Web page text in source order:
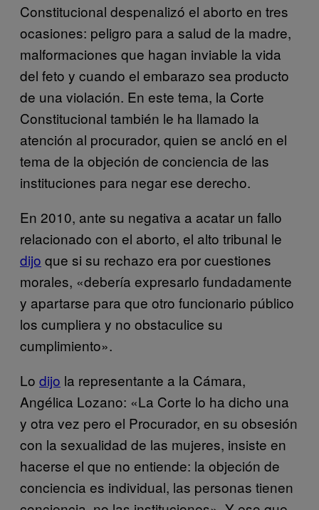
Constitucional despenalizó el aborto en tres
ocasiones: peligro para a salud de la madre,
malformaciones que hagan inviable la vida
del feto y cuando el embarazo sea producto
de una violación. En este tema, la Corte
Constitucional también le ha llamado la
atención al procurador, quien se ancló en el
tema de la objeción de conciencia de las
instituciones para negar ese derecho.
En 2010, ante su negativa a acatar un fallo
relacionado con el aborto, el alto tribunal le
dijo que si su rechazo era por cuestiones
morales, «debería expresarlo fundadamente
y apartarse para que otro funcionario público
los cumpliera y no obstaculice su
cumplimiento».
Lo dijo la representante a la Cámara,
Angélica Lozano: «La Corte lo ha dicho una
y otra vez pero el Procurador, en su obsesión
con la sexualidad de las mujeres, insiste en
hacerse el que no entiende: la objeción de
conciencia es individual, las personas tienen